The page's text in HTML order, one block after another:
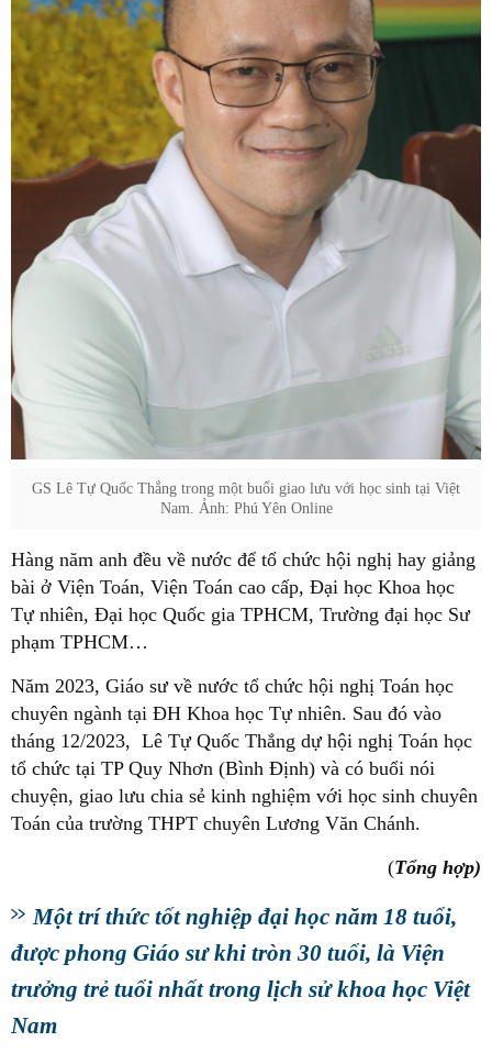
GS Lê Tự Quốc Thắng trong một buổi giao lưu với học sinh tại Việt
Nam. Ảnh: Phú Yên Online
Hàng năm anh đều về nước để tổ chức hội nghị hay giảng
bài ở Viện Toán, Viện Toán cao cấp, Đại học Khoa học
Tự nhiên, Đại học Quốc gia TPHCM, Trường đại học Sư
phạm TPHCM…
Năm 2023, Giáo sư về nước tổ chức hội nghị Toán học
chuyên ngành tại ĐH Khoa học Tự nhiên. Sau đó vào
tháng 12/2023, Lê Tự Quốc Thắng dự hội nghị Toán học
tổ chức tại TP Quy Nhơn (Bình Định) và có buổi nói
chuyện, giao lưu chia sẻ kinh nghiệm với học sinh chuyên
Toán của trường THPT chuyên Lương Văn Chánh.
(Tổng hợp)
Một trí thức tốt nghiệp đại học năm 18 tuổi,
được phong Giáo sư khi tròn 30 tuổi, là Viện
trưởng trẻ tuổi nhất trong lịch sử khoa học Việt
Nam